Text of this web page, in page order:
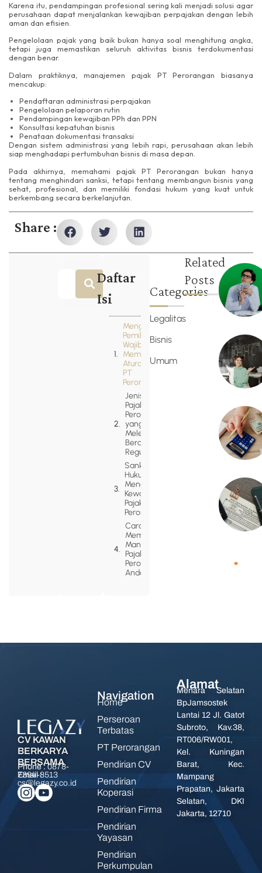
Karena itu, pendampingan profesional sering kali menjadi solusi agar
perusahaan dapat menjalankan kewajiban perpajakan dengan lebih
aman dan efisien.
Pengelolaan pajak yang baik bukan hanya soal menghitung angka,
tetapi juga memastikan seluruh aktivitas bisnis terdokumentasi
dengan benar.
Dalam praktiknya, manajemen pajak PT Perorangan biasanya
mencakup:
Pendaftaran administrasi perpajakan
Pengelolaan pelaporan rutin
Pendampingan kewajiban PPh dan PPN
Konsultasi kepatuhan bisnis
Penataan dokumentasi transaksi
Dengan sistem administrasi yang lebih rapi, perusahaan akan lebih
siap menghadapi pertumbuhan bisnis di masa depan.
Pada akhirnya, memahami pajak PT Perorangan bukan hanya
tentang menghindari sanksi, tetapi tentang membangun bisnis yang
sehat, profesional, dan memiliki fondasi hukum yang kuat untuk
berkembang secara berkelanjutan.
Share :
Daftar
Isi
Mengapa
Pemilik Bisnis
Wajib
Memahami
Aturan Pajak
PT
Perorangan?
Jenis-Jenis
Pajak PT
Perorangan
yang
Melekat
Berdasarkan
Regulasi
Sanksi
Hukum Jika
Mengabaikan
Kewajiban
Pajak PT
Perorangan
Cara
Membantu
Manajemen
Pajak PT
Perorangan
Anda
Categories
Legalitas
Bisnis
Umum
Related
Posts
CV KAWAN
BERKARYA
BERSAMA
Phone :0878-
7394-8513
Email :
cs@legazy.co.id
Navigation
Home
Perseroan
Terbatas
PT Perorangan
Pendirian CV
Pendirian
Koperasi
Pendirian Firma
Pendirian
Yayasan
Pendirian
Perkumpulan
Alamat
Menara Selatan
BpJamsostek
Lantai 12 Jl. Gatot
Subroto, Kav.38,
RT006/RW001,
Kel. Kuningan
Barat, Kec.
Mampang
Prapatan, Jakarta
Selatan, DKI
Jakarta, 12710